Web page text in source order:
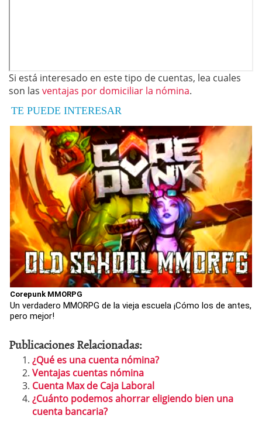
Si está interesado en este tipo de cuentas, lea cuales
son las ventajas por domiciliar la nómina.
TE PUEDE INTERESAR
Corepunk MMORPG
Un verdadero MMORPG de la vieja escuela ¡Cómo los de antes,
pero mejor!
Publicaciones Relacionadas:
¿Qué es una cuenta nómina?
Ventajas cuentas nómina
Cuenta Max de Caja Laboral
¿Cuánto podemos ahorrar eligiendo bien una
cuenta bancaria?